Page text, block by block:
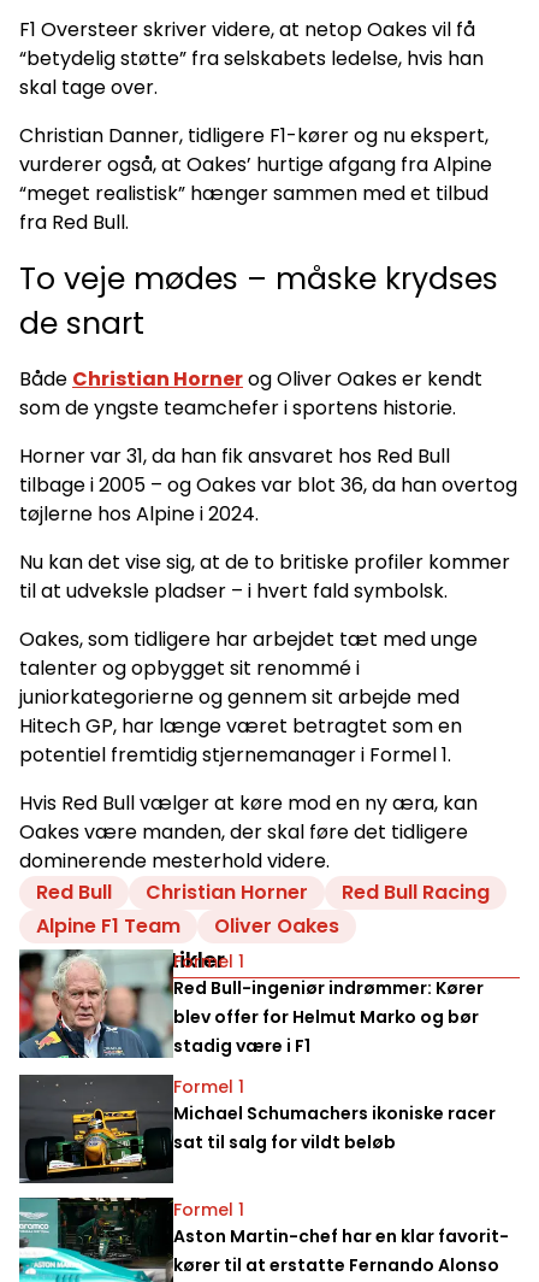
F1 Oversteer skriver videre, at netop Oakes vil få
“betydelig støtte” fra selskabets ledelse, hvis han
skal tage over.
Christian Danner, tidligere F1-kører og nu ekspert,
vurderer også, at Oakes’ hurtige afgang fra Alpine
“meget realistisk” hænger sammen med et tilbud
fra Red Bull.
To veje mødes – måske krydses
de snart
Både Christian Hornerog Oliver Oakes er kendt
som de yngste teamchefer i sportens historie.
Horner var 31, da han fik ansvaret hos Red Bull
tilbage i 2005 – og Oakes var blot 36, da han overtog
tøjlerne hos Alpine i 2024.
Nu kan det vise sig, at de to britiske profiler kommer
til at udveksle pladser – i hvert fald symbolsk.
Oakes, som tidligere har arbejdet tæt med unge
talenter og opbygget sit renommé i
juniorkategorierne og gennem sit arbejde med
Hitech GP, har længe været betragtet som en
potentiel fremtidig stjernemanager i Formel 1.
Hvis Red Bull vælger at køre mod en ny æra, kan
Oakes være manden, der skal føre det tidligere
dominerende mesterhold videre.
Red Bull
Christian Horner
Red Bull Racing
Alpine F1 Team
Oliver Oakes
Relaterede artikler
Formel 1
Red Bull-ingeniør indrømmer: Kører
blev offer for Helmut Marko og bør
stadig være i F1
Formel 1
Michael Schumachers ikoniske racer
sat til salg for vildt beløb
Formel 1
Aston Martin-chef har en klar favorit-
kører til at erstatte Fernando Alonso